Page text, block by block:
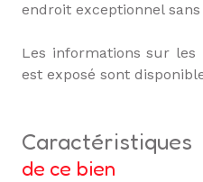
endroit exceptionnel
Les informations sur
est exposé sont
caractéristiques
de ce bien